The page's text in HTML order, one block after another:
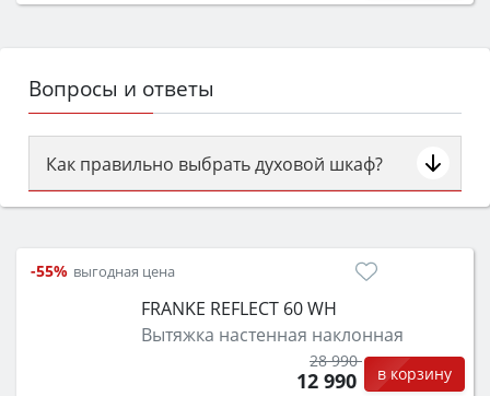
Вопросы и ответы
Как правильно выбрать духовой шкаф?
Сначала определитесь с типом (газовый или
затем смотрите на объём 50–70 л для семьи,
класс энергопотребления не ниже A и нужные
функции (конвекция, гриль, самоочистка,
защита от детей).
-55% выгодная цена
FRANKE REFLECT 60 WH
Вытяжка настенная наклонная
28 990
12 990 в корзину